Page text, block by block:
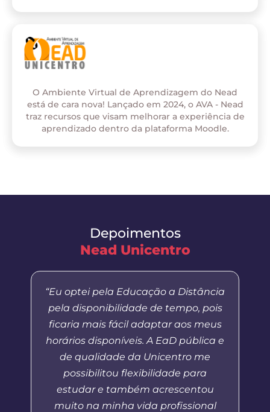
O Ambiente Virtual de Aprendizagem do Nead
está de cara nova! Lançado em 2024, o AVA - Nead
traz recursos que visam melhorar a experiência de
aprendizado dentro da plataforma Moodle.
Depoimentos
Nead Unicentro
“Eu optei pela Educação a Distância
pela disponibilidade de tempo, pois
ficaria mais fácil adaptar aos meus
horários disponíveis. A EaD pública e
de qualidade da Unicentro me
possibilitou flexibilidade para
estudar e também acrescentou
muito na minha vida profissional